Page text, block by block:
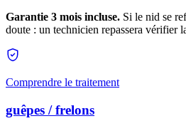
Garantie 3 mois incluse. Si le nid se
doute : un technicien repassera vérifier
Comprendre le traitement
guêpes / frelons